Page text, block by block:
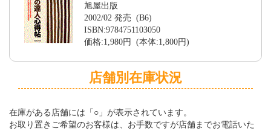
旭屋出版
2002/02 発売 (B6)
ISBN:9784751103050
価格:1,980円 (本体:1,800円)
店舗別在庫状況
在庫がある店舗には「○」が表示されています。
お取り置きご希望のお客様は、お手数ですが店舗までお電話いた